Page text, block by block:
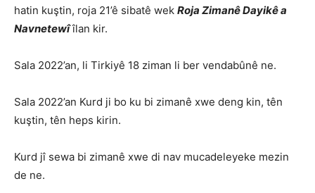
hatin kuştin, roja 21’ê sibatê wek Roja Zimanê Dayikê a
Navnetewîîlan kir.
Sala 2022’an, li Tirkiyê 18 ziman li ber vendabûnê ne.
Sala 2022’an Kurd ji bo ku bi zimanê xwe deng kin, tên
kuştin, tên heps kirin.
Kurd jî sewa bi zimanê xwe di nav mucadeleyeke mezin
de ne.